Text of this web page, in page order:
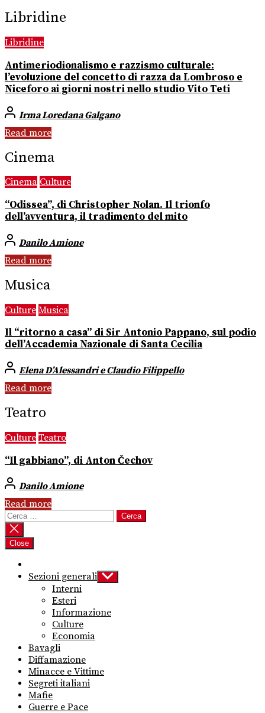
Libridine
Libridine
Antimeriodionalismo e razzismo culturale:
l’evoluzione del concetto di razza da Lombroso e
Niceforo ai giorni nostri nello studio Vito Teti
Irma Loredana Galgano
Read more
Cinema
Cinema Culture
“Odissea”, di Christopher Nolan. Il trionfo
dell’avventura, il tradimento del mito
Danilo Amione
Read more
Musica
Culture Musica
Il “ritorno a casa” di Sir Antonio Pappano, sul podio
dell’Accademia Nazionale di Santa Cecilia
Elena D’Alessandri e Claudio Filippello
Read more
Teatro
Culture Teatro
“Il gabbiano”, di Anton Čechov
Danilo Amione
Read more
Ricerca
per:
Close
Sezioni generali Show
sub
Interni
Esteri
Informazione
Culture
Economia
Bavagli
Diffamazione
Minacce e Vittime
Segreti italiani
Mafie
Guerre e Pace